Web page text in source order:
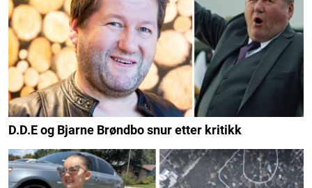
D.D.E og Bjarne Brøndbo snur etter kritikk